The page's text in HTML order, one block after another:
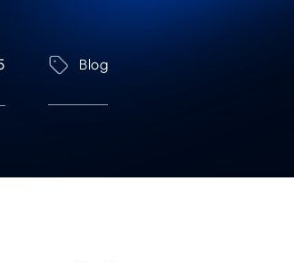
Blog